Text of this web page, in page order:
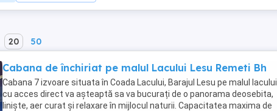
20 50
Cabana de închiriat pe malul Lacului Lesu Remeti Bh
Cabana 7 izvoare situata în Coada Lacului, Barajul Lesu pe malul lacului
cu acces direct va așteaptă sa va bucurați de o panorama deosebita,
liniște, aer curat și relaxare în mijlocul naturii. Capacitatea maxima de